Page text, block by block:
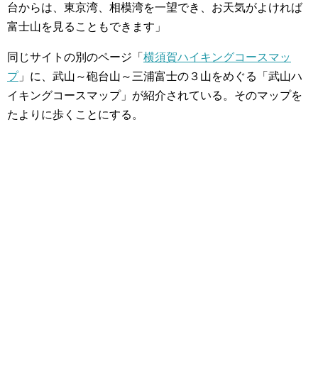
台からは、東京湾、相模湾を一望でき、お天気がよければ
富士山を見ることもできます」
同じサイトの別のページ「 横須賀ハイキングコースマッ
プ」に、武山～砲台山～三浦富士の３山をめぐる「武山ハ
イキングコースマップ」が紹介されている。そのマップを
たよりに歩くことにする。